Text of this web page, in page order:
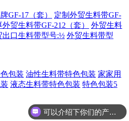
GF-17（套）
定制外贸生料带GF-
外贸生料带GF-212（套）
外贸生料
出口生料带型号:½ 外贸生料带型
包装 油性生料带特色包装 家家用
液态生料带特色包装 特色包装5
可以介绍下你们的产品么